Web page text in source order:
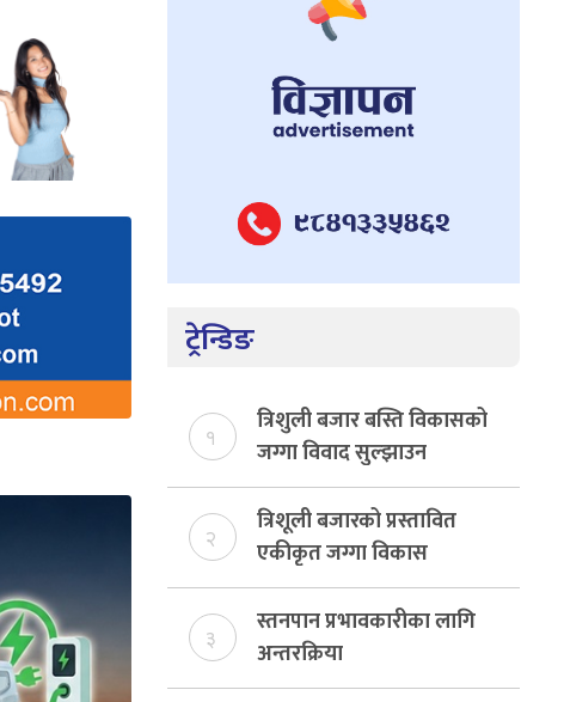
ट्रेन्डिङ
१
त्रिशुली बजार बस्ति विकासको
जग्गा विवाद सुल्झाउन
संयोजक तोकियो
२
त्रिशूली बजारको प्रस्तावित
एकीकृत जग्गा विकास
योजनाको जग्गा विवादमा
किन?, बस्ति विकास दर्ता नभए
समिति विघटन हुने
३
स्तनपान प्रभावकारीका लागि
अन्तरक्रिया